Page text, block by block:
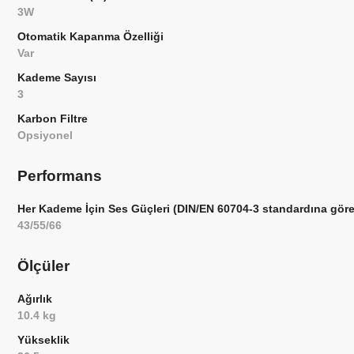
3W
Otomatik Kapanma Özelliği
Var
Kademe Sayısı
3
Karbon Filtre
Opsiyonel
Performans
Her Kademe İçin Ses Güçleri (DIN/EN 60704-3 standardına
43/55/66
Ölçüler
Ağırlık
10.4 kg
Yükseklik